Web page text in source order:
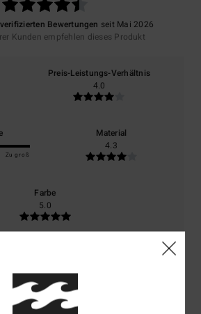
Bewertungen seit Mai 2026
Kunden empfehlen dieses Produkt
Preis-Leistungs-Verhältnis
4.0
Zu groß
Material
4.3
Farbe
5.0
5/5